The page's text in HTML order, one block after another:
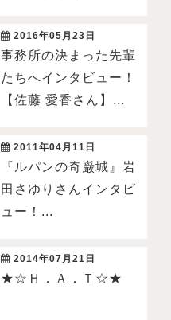
2016年05月23日
事務所の決まった先輩
たちへインタビュー！
【佐藤 愛香さん】...
2011年04月11日
『ルパンの奇巌城』岩
田さゆりさんインタビ
ュー！...
2014年07月21日
★☆Ｈ．Ａ．Ｔ☆★